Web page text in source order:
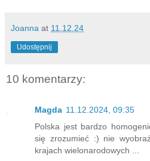
Joanna at 11.12.24
Udostępnij
10 komentarzy:
Magda 11.12.2024, 09:35
Polska jest bardzo
się zrozumieć :) nie
krajach wielonarodowych ...